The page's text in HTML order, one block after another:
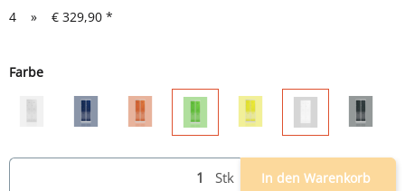
4
» € 329,90 *
Farbe
Stk In den Warenkorb